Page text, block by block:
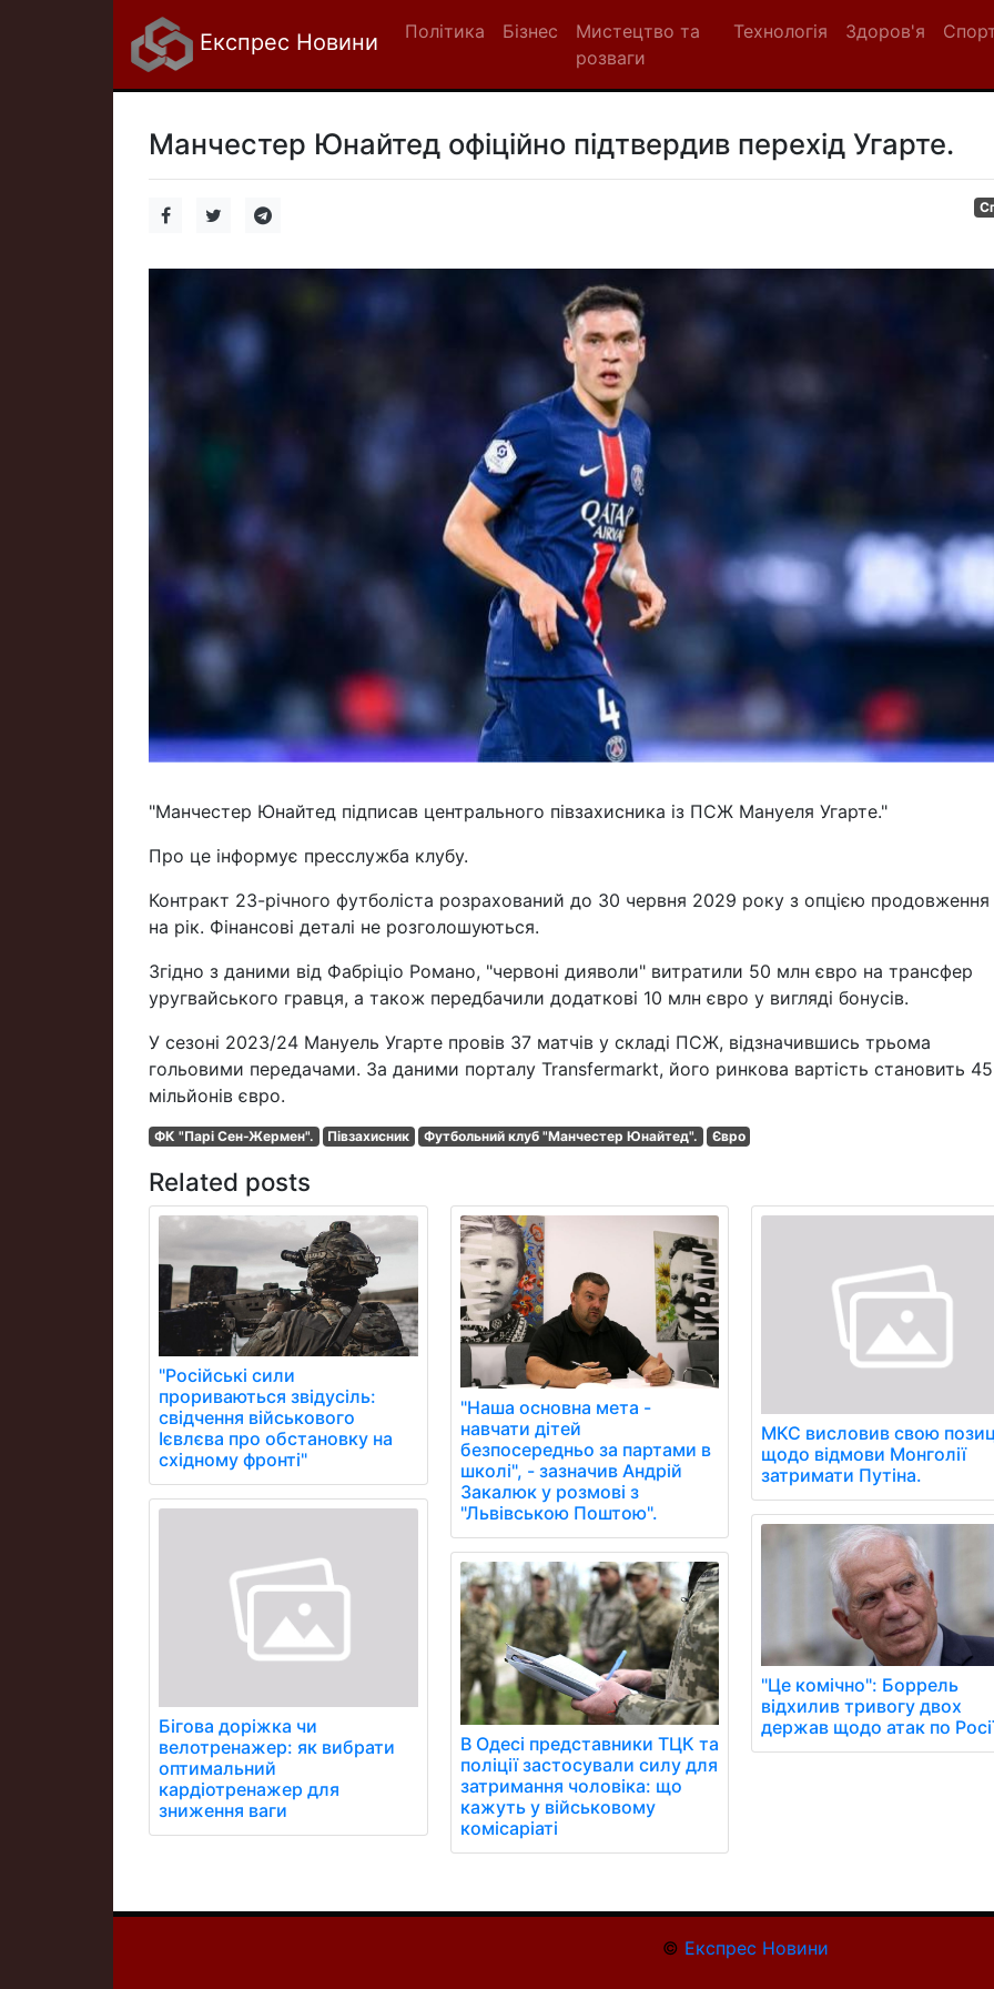
Експрес Новини Політика Бізнес
Мистецтво та
розваги
Технологія Здоров'я
Манчестер Юнайтед офіційно підтвердив перехід Угарте.
"Манчестер Юнайтед підписав центрального півзахисника із ПСЖ Мануеля Угарте."
Про це інформує пресслужба клубу.
Контракт 23-річного футболіста розрахований до 30 червня 2029 року з опцією
на рік. Фінансові деталі не розголошуються.
Згідно з даними від Фабріціо Романо, "червоні дияволи" витратили 50 млн євро на трансфер
уругвайського гравця, а також передбачили додаткові 10 млн євро у вигляді бонусів.
У сезоні 2023/24 Мануель Угарте провів 37 матчів у складі ПСЖ, відзначившись трьома
гольовими передачами. За даними порталу Transfermarkt, його ринкова вартість становить 45
мільйонів євро.
ФК "Парі Сен-Жермен". Півзахисник Футбольний клуб "Манчестер Юнайтед". Євро
Related posts
"Російські сили
прориваються звідусіль:
свідчення військового
Ієвлєва про обстановку на
східному фронті"
Бігова доріжка чи
велотренажер: як вибрати
оптимальний
кардіотренажер для
зниження ваги
"Наша основна мета -
навчати дітей
безпосередньо за партами в
школі", - зазначив Андрій
Закалюк у розмові з
"Львівською Поштою".
В Одесі представники ТЦК та
поліції застосували силу для
затримання чоловіка: що
кажуть у військовому
комісаріаті
МКС висловив свою
щодо відмови Монголії
затримати Путіна.
"Це комічно": Боррель
відхилив тривогу двох
держав щодо атак по
© Експрес Новини